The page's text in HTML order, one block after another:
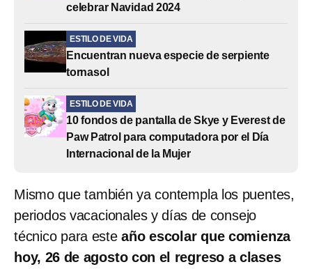
celebrar Navidad 2024
ESTILO DE VIDA
Encuentran nueva especie de serpiente
tornasol
ESTILO DE VIDA
10 fondos de pantalla de Skye y Everest de
Paw Patrol para computadora por el Día
Internacional de la Mujer
Mismo que también ya contempla los puentes,
periodos vacacionales y días de consejo
técnico para esteaño escolar que comienza
hoy, 26 de agosto con el regreso a clases